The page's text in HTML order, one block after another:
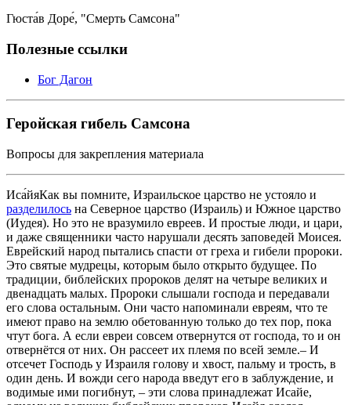
Гюста́в Доре́, "Смерть Самсона"
Полезные ссылки
Бог Дагон
Геройская гибель Самсона
Вопросы для закрепления материала
Иса́йяКак вы помните, Израильское царство не устояло и
разделилось на Северное царство (Израиль) и Южное царство
(Иудея). Но это не вразумило евреев. И простые люди, и цари,
и даже священники часто нарушали десять заповедей Моисея.
Еврейский народ пытались спасти от греха и гибели пророки.
Это святые мудрецы, которым было открыто будущее. По
традиции, библейских пророков делят на четыре великих и
двенадцать малых. Пророки слышали господа и передавали
его слова остальным. Они часто напоминали евреям, что те
имеют право на землю обетованную только до тех пор, пока
чтут бога. А если евреи совсем отвернутся от господа, то и он
отвернётся от них. Он рассеет их племя по всей земле.– И
отсечет Господь у Израиля голову и хвост, пальму и трость, в
один день. И вожди сего народа введут его в заблуждение, и
водимые ими погибнут, – эти слова принадлежат Исайе,